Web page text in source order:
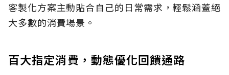
客製化方案主動貼合自己的日常需求，輕鬆涵蓋絕
大多數的消費場景。
百大指定消費，動態優化回饋通路